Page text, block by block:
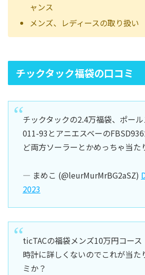
ャンス
メンズ、レディースの取り扱い
チックタック福袋の口コミ
チックタックの2.4万福袋、ポー
011-93とアニエスベーの
ど両方ソーラーとかめっちゃ当た
— まめこ (@leurMurMrBG2aSZ)
2023
ticTACの福袋メンズ10万円コース
時計に詳しくないのでこれが当た
ミか？